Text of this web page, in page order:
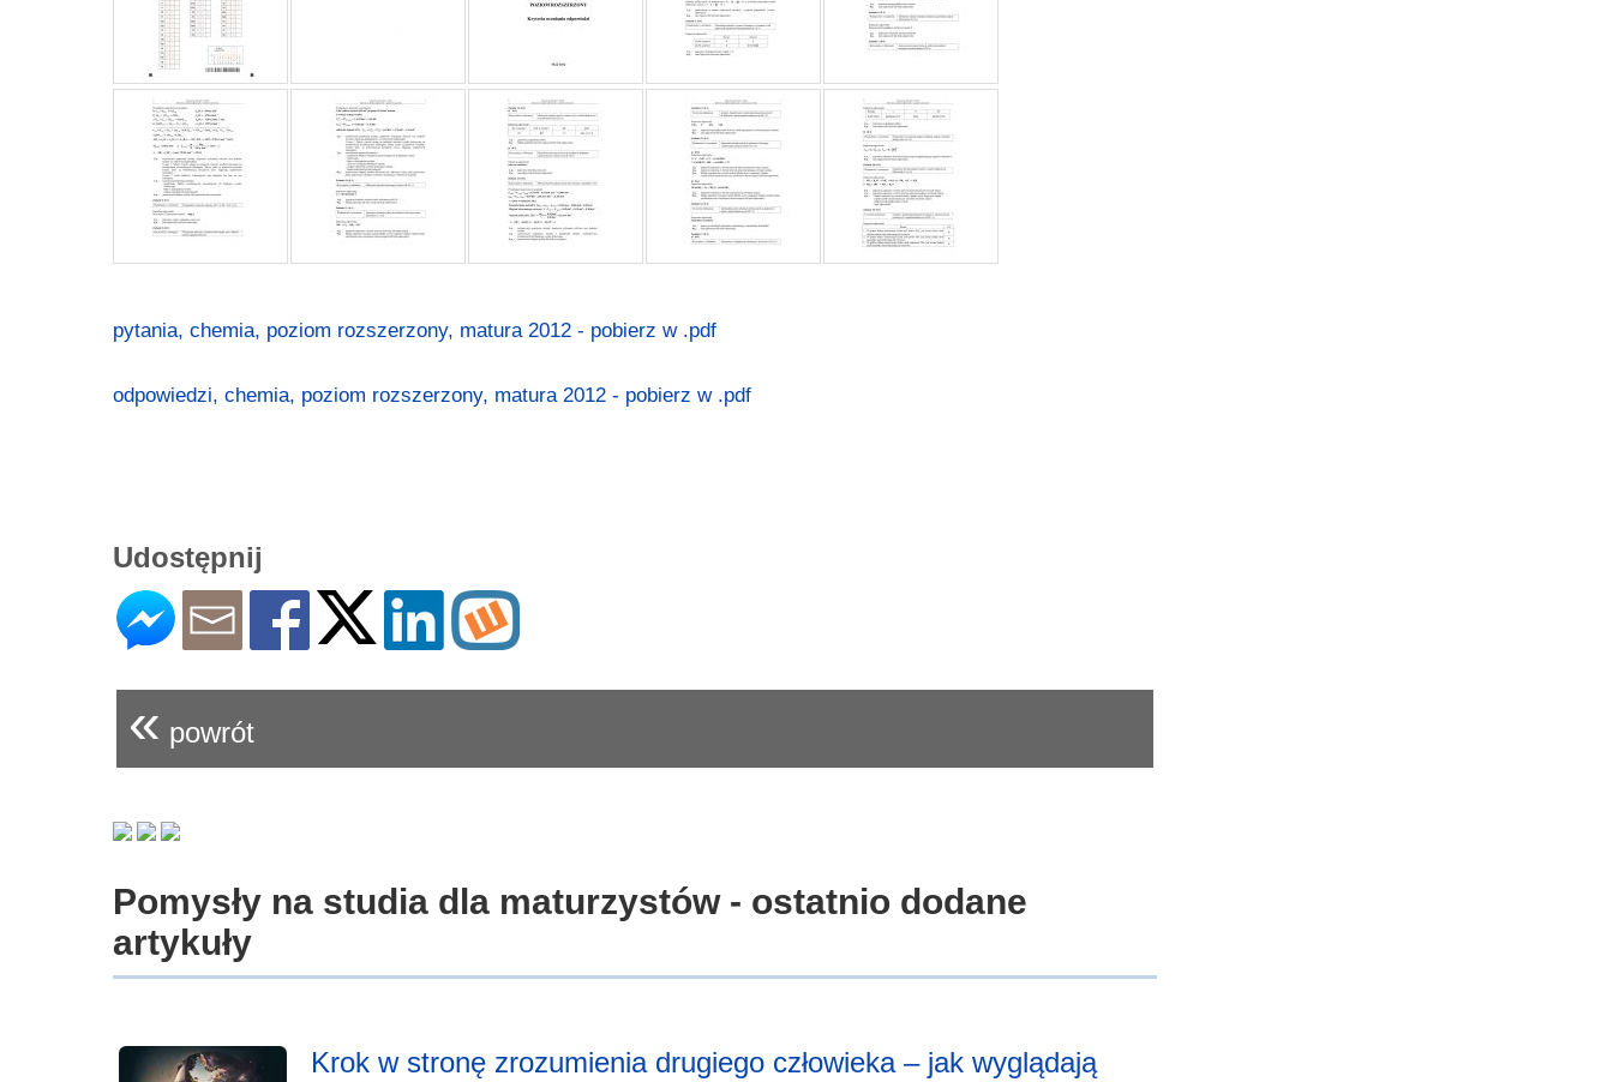
pytania, chemia, poziom rozszerzony, matura 2012 - pobierz w .pdf
odpowiedzi, chemia, poziom rozszerzony, matura 2012 - pobierz w .pdf
Udostępnij
« powrót
Pomysły na studia dla maturzystów - ostatnio dodane
artykuły
Krok w stronę zrozumienia drugiego człowieka – jak wyglądają